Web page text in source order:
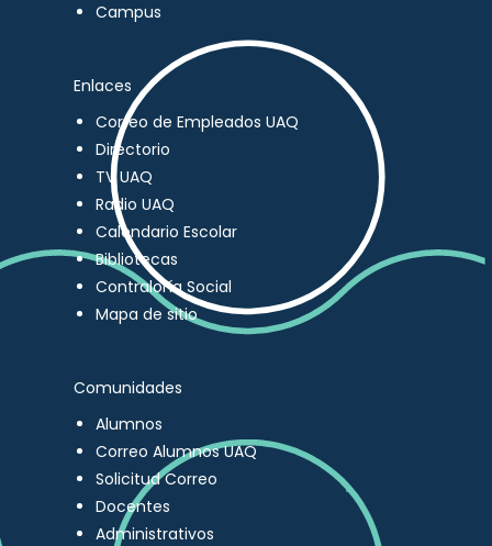
Campus
Enlaces
Correo de Empleados UAQ
Directorio
TV UAQ
Radio UAQ
Calendario Escolar
Bibliotecas
Contraloría Social
Mapa de sitio
Comunidades
Alumnos
Correo Alumnos UAQ
Solicitud Correo
Docentes
Administrativos